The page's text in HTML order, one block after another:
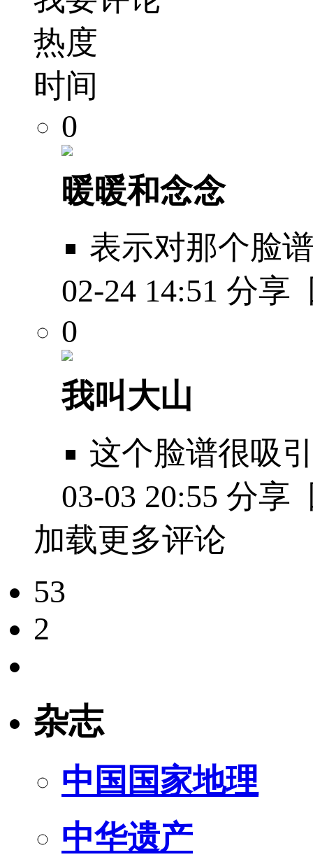
热度
时间
0
暖暖和念念
表示对那个脸
02-24 14:51 分享
0
我叫大山
这个脸谱很吸
03-03 20:55 分享
加载更多评论
53
2
杂志
中国国家地理
中华遗产